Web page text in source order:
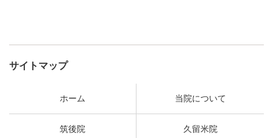
サイトマップ
ホーム 当院について
筑後院 久留米院